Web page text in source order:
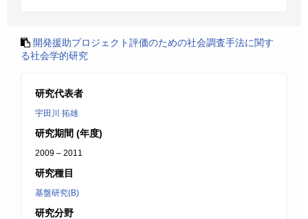
開発援助プロジェクト評価のための社会調査手法に関す
る社会学的研究
研究代表者
宇田川 拓雄
研究期間 (年度)
2009 – 2011
研究種目
基盤研究(B)
研究分野